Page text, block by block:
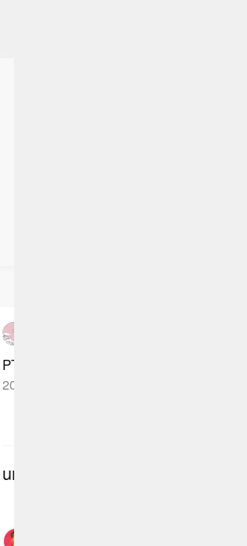
PTA这次玩得够大，但商业和艺术之间怎
2025-12-27
undefined